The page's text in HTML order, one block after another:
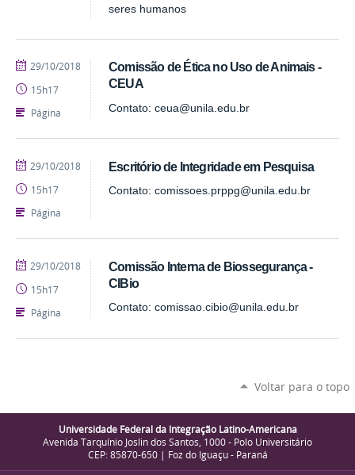
seres humanos
Comissão de Ética no Uso de Animais -
CEUA
Contato: ceua@unila.edu.br
publicado
29/10/2018
15h17
Página
Escritório de Integridade em Pesquisa
Contato: comissoes.prppg@unila.edu.br
publicado
29/10/2018
15h17
Página
Comissão Interna de Biossegurança -
CIBio
Contato: comissao.cibio@unila.edu.br
publicado
29/10/2018
15h17
Página
Voltar para o topo
Universidade Federal da Integração Latino-Americana
Avenida Tarquínio Joslin dos Santos, 1000 - Polo Universitário
CEP: 85870-650 | Foz do Iguaçu - Paraná